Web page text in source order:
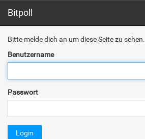
Bitpoll
Bitte melde dich an um diese Seite zu sehen.
Benutzername
Passwort
Login